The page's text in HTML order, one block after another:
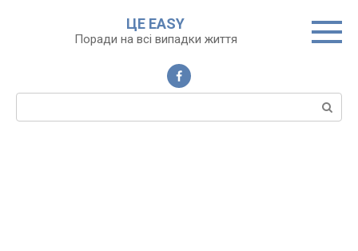
ЦЕ EASY
Поради на всі випадки життя
Пошук: